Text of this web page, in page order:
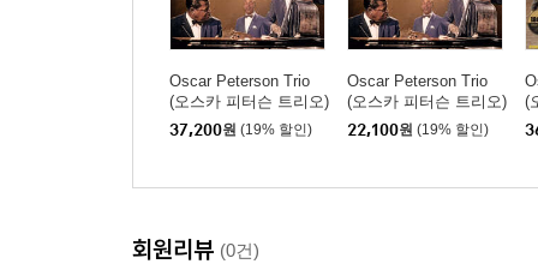
Oscar Peterson Trio
(오스카 피터슨 트리오)
- At Baker's Keyboard
Lounge [LP]
37,200원 (19% 할인)
Oscar Peterson Trio
(오스카 피터슨 트리오)
- At Baker's Keyboard
Lounge
22,100원 (19% 할인)
(
-
회원리뷰 (0건)